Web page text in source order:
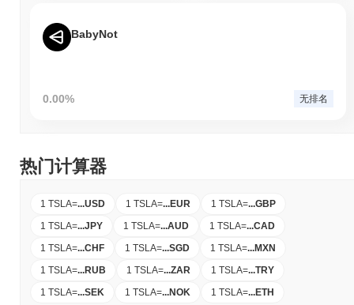
BabyNot
0.00% 无排名
热门计算器
1 TSLA=...USD 1 TSLA=...EUR 1 TSLA=...GBP
1 TSLA=...JPY 1 TSLA=...AUD 1 TSLA=...CAD
1 TSLA=...CHF 1 TSLA=...SGD 1 TSLA=...MXN
1 TSLA=...RUB 1 TSLA=...ZAR 1 TSLA=...TRY
1 TSLA=...SEK 1 TSLA=...NOK 1 TSLA=...ETH